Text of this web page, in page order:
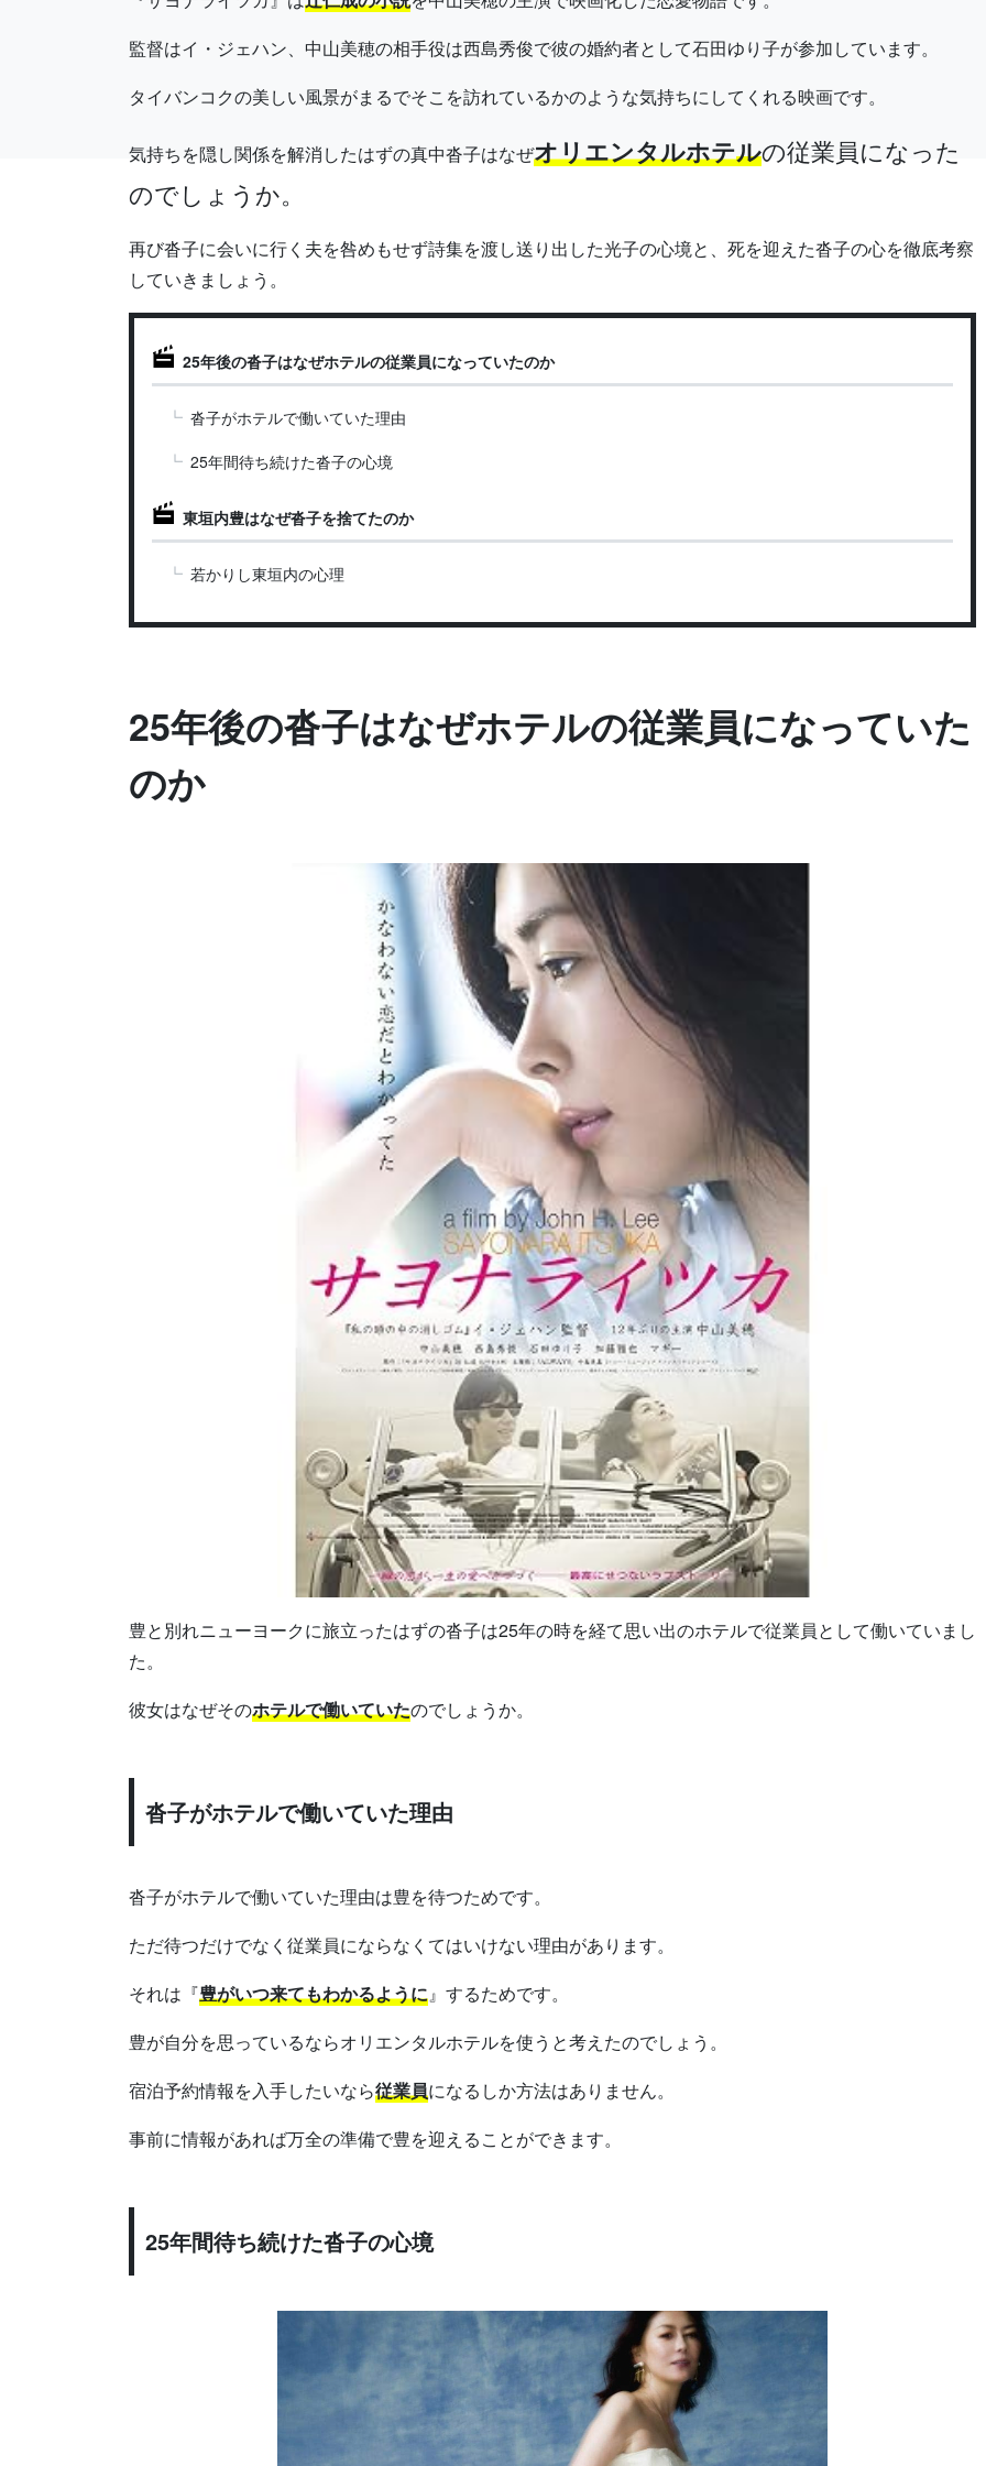
監督はイ・ジェハン、中山美穂の相手役は西島秀俊で彼の婚約者として石田ゆり子が参加しています。
タイバンコクの美しい風景がまるでそこを訪れているかのような気持ちにしてくれる映画です。
気持ちを隠し関係を解消したはずの真中沓子はなぜオリエンタルホテルの従業員になった
のでしょうか。
再び沓子に会いに行く夫を咎めもせず詩集を渡し送り出した光子の心境と、死を迎えた沓子の心を徹底考察
していきましょう。
25年後の沓子はなぜホテルの従業員になっていたのか
沓子がホテルで働いていた理由
25年間待ち続けた沓子の心境
東垣内豊はなぜ沓子を捨てたのか
若かりし東垣内の心理
25年後の沓子はなぜホテルの従業員になっていた
のか
豊と別れニューヨークに旅立ったはずの沓子は25年の時を経て思い出のホテルで従業員として働いていまし
た。
彼女はなぜそのホテルで働いていたのでしょうか。
沓子がホテルで働いていた理由
沓子がホテルで働いていた理由は豊を待つためです。
ただ待つだけでなく従業員にならなくてはいけない理由があります。
それは『豊がいつ来てもわかるように』するためです。
豊が自分を思っているならオリエンタルホテルを使うと考えたのでしょう。
宿泊予約情報を入手したいなら従業員になるしか方法はありません。
事前に情報があれば万全の準備で豊を迎えることができます。
25年間待ち続けた沓子の心境